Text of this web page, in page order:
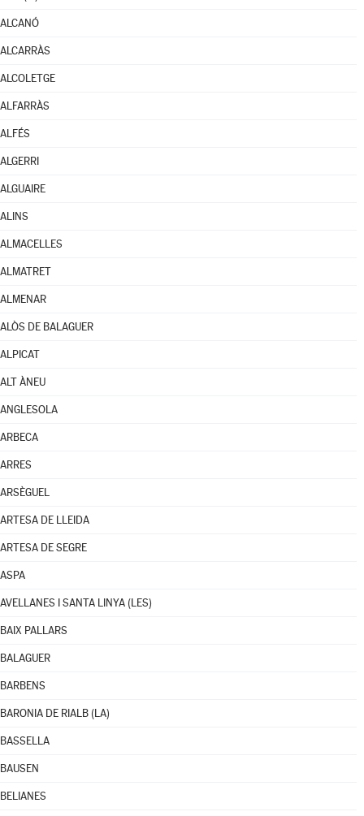
ALCANÓ
ALCARRÀS
ALCOLETGE
ALFARRÀS
ALFÉS
ALGERRI
ALGUAIRE
ALINS
ALMACELLES
ALMATRET
ALMENAR
ALÒS DE BALAGUER
ALPICAT
ALT ÀNEU
ANGLESOLA
ARBECA
ARRES
ARSÈGUEL
ARTESA DE LLEIDA
ARTESA DE SEGRE
ASPA
AVELLANES I SANTA LINYA (LES)
BAIX PALLARS
BALAGUER
BARBENS
BARONIA DE RIALB (LA)
BASSELLA
BAUSEN
BELIANES